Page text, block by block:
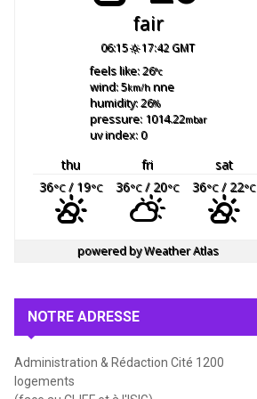
fair
06:15 17:42 GMT
feels like: 26°c
wind: 5km/hnne
humidity: 26%
pressure: 1014.22mbar
uv index: 0
thu fri
sat
36°C/ 19°C 36°C/ 20°C 36°C/ 22°C
powered byWeather Atlas
NOTRE ADRESSE
Administration & Rédaction Cité 1200
logements